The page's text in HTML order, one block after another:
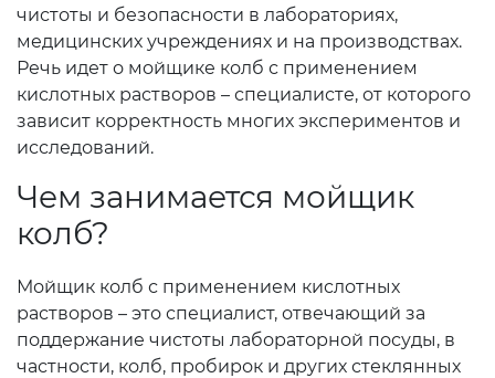
чистоты и безопасности в лабораториях,
медицинских учреждениях и на производствах.
Речь идет о мойщике колб с применением
кислотных растворов – специалисте, от которого
зависит корректность многих экспериментов и
исследований.
Чем занимается мойщик
колб?
Мойщик колб с применением кислотных
растворов – это специалист, отвечающий за
поддержание чистоты лабораторной посуды, в
частности, колб, пробирок и других стеклянных